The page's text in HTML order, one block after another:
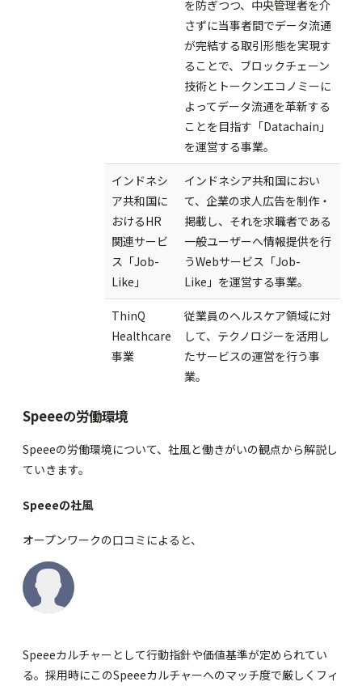
を防ぎつつ、中央管理者を介
さずに当事者間でデータ流通
が完結する取引形態を実現す
ることで、ブロックチェーン
技術とトークンエコノミーに
よってデータ流通を革新する
ことを目指す「Datachain」
を運営する事業。
インドネシ
ア共和国に
おけるHR
関連サービ
ス「Job-
Like」
インドネシア共和国におい
て、企業の求人広告を制作・
掲載し、それを求職者である
一般ユーザーへ情報提供を行
うWebサービス「Job-
Like」を運営する事業。
ThinQ
Healthcare
事業
従業員のヘルスケア領域に対
して、テクノロジーを活用し
たサービスの運営を行う事
業。
Speeeの労働環境
Speeeの労働環境について、社風と働きがいの観点から解説し
ていきます。
Speeeの社風
オープンワークの口コミによると、
Speeeカルチャーとして行動指針や価値基準が定められてい
る。採用時にこのSpeeeカルチャーへのマッチ度で厳しくフィ